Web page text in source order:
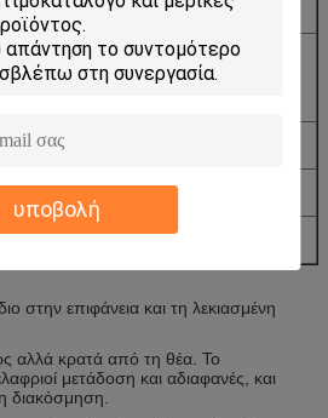
υποβολή
και τα έντομα
χρώμα για την προστασία του
σύμφωνα με τα διεθνή πρότυπα
του περιβάλλοντος E1, (διαφορετικά
.home περιοχής .bank γραφείων,
παραγγελία, cOem, δοκιμαστική
EXW.CIF
στην επιφάνεια και τη λεκιασμένη
αλλά κρατά από τη θέα. Το
μετάδοση και αδιαφανές, και
διακόσμηση.